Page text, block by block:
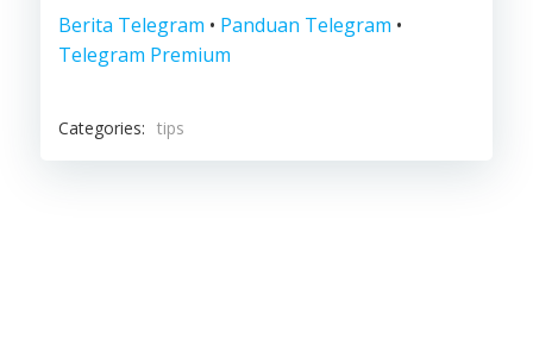
Berita Telegram • Panduan Telegram •
Telegram Premium
Categories: tips